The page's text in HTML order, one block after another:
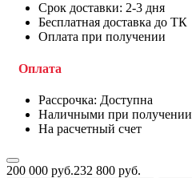
Срок доставки: 2-3 дня
Бесплатная доставка до ТК
Оплата при получении
Оплата
Рассрочка: Доступна
Наличными при получении
На расчетный счет
200 000 руб.232 800 руб.